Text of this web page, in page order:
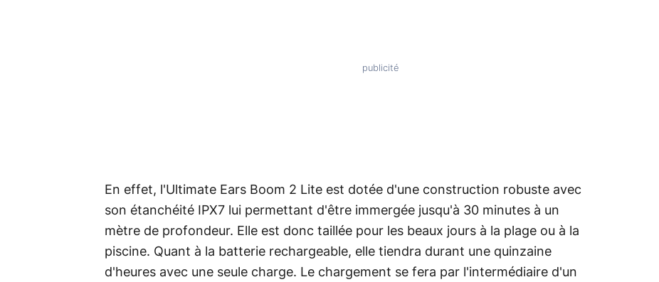
En effet, l'Ultimate Ears Boom 2 Lite est dotée d'une construction robuste avec
son étanchéité IPX7 lui permettant d'être immergée jusqu'à 30 minutes à un
mètre de profondeur. Elle est donc taillée pour les beaux jours à la plage ou à la
piscine. Quant à la batterie rechargeable, elle tiendra durant une quinzaine
d'heures avec une seule charge. Le chargement se fera par l'intermédiaire d'un